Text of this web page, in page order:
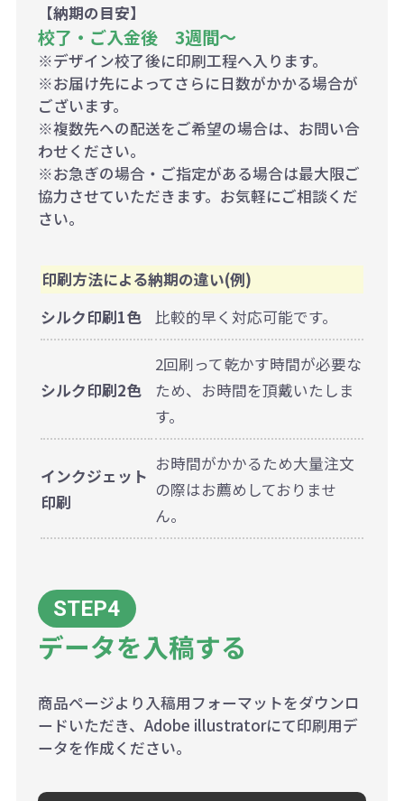
【納期の目安】
校了・ご入金後 3週間～
※デザイン校了後に印刷工程へ入ります。
※お届け先によってさらに日数がかかる場合が
ございます。
※複数先への配送をご希望の場合は、お問い合
わせください。
※お急ぎの場合・ご指定がある場合は最大限ご
協力させていただきます。お気軽にご相談くだ
さい。
印刷方法による納期の違い(例)
シルク印刷1色
比較的早く対応可能です。
シルク印刷2色
2回刷って乾かす時間が必要な
ため、お時間を頂戴いたしま
す。
インクジェット
印刷
お時間がかかるため大量注文
の際はお薦めしておりませ
ん。
データを入稿する
商品ページより入稿用フォーマットをダウンロ
ードいただき、Adobe illustratorにて印刷用デ
ータを作成ください。